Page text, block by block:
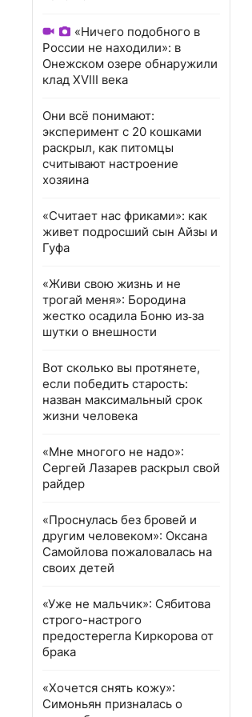
«Ничего подобного в
России не находили»: в
Онежском озере обнаружили
клад XVIII века
Они всё понимают:
эксперимент с 20 кошками
раскрыл, как питомцы
считывают настроение
хозяина
«Считает нас фриками»: как
живет подросший сын Айзы и
Гуфа
«Живи свою жизнь и не
трогай меня»: Бородина
жестко осадила Боню из‑за
шутки о внешности
Вот сколько вы протянете,
если победить старость:
назван максимальный срок
жизни человека
«Мне многого не надо»:
Сергей Лазарев раскрыл свой
райдер
«Проснулась без бровей и
другим человеком»: Оксана
Самойлова пожаловалась на
своих детей
«Уже не мальчик»: Сябитова
строго-настрого
предостерегла Киркорова от
брака
«Хочется снять кожу»:
Симоньян призналась о